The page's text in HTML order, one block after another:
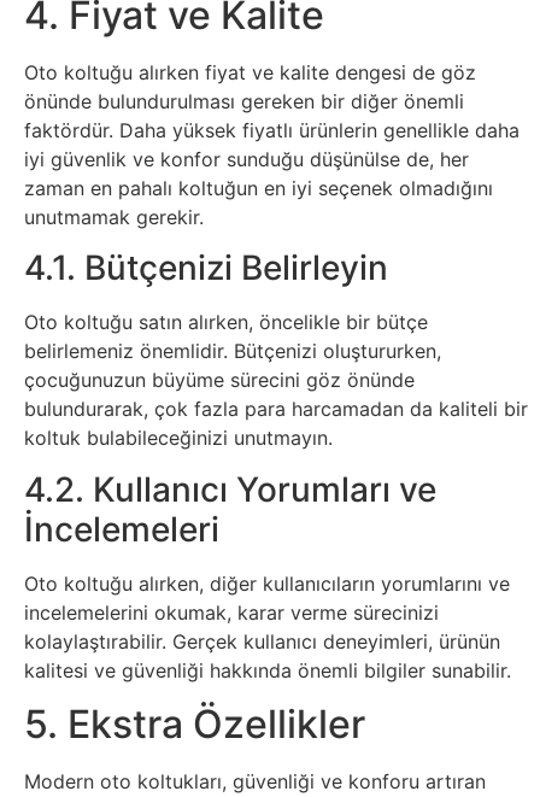
Sağlık
Scriptler
Seo
Sigorta
Sinema
Spor
Tarih
Tarım
Teknoloji
TikTok
Tv
Twitter
Ürün
4. Fiyat ve Kalite
Oto koltuğu alırken fiyat ve kalite dengesi de göz
önünde bulundurulması gereken bir diğer önemli
faktördür. Daha yüksek fiyatlı ürünlerin genellikle daha
iyi güvenlik ve konfor sunduğu düşünülse de, her
zaman en pahalı koltuğun en iyi seçenek olmadığını
unutmamak gerekir.
4.1. Bütçenizi Belirleyin
Oto koltuğu satın alırken, öncelikle bir bütçe
belirlemeniz önemlidir. Bütçenizi oluştururken,
çocuğunuzun büyüme sürecini göz önünde
bulundurarak, çok fazla para harcamadan da kaliteli bir
koltuk bulabileceğinizi unutmayın.
4.2. Kullanıcı Yorumları ve
İncelemeleri
Oto koltuğu alırken, diğer kullanıcıların yorumlarını ve
incelemelerini okumak, karar verme sürecinizi
kolaylaştırabilir. Gerçek kullanıcı deneyimleri, ürünün
kalitesi ve güvenliği hakkında önemli bilgiler sunabilir.
5. Ekstra Özellikler
Modern oto koltukları, güvenliği ve konforu artıran